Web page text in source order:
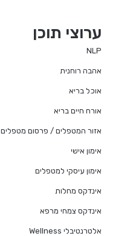
ערוצי תוכן
NLP
אהבה רוחנית
אוכל בריא
אורח חיים בריא
אזור המטפלים / פרסום מטפלים
אימון אישי
אימון עיסקי למטפלים
אינדקס מחלות
אינדקס צמחי מרפא
אלטרנטיבלי Wellness